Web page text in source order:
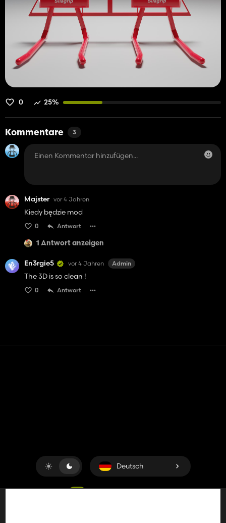
0 25%
Kommentare 3
Majster vor 4 Jahren
Kiedy będzie mod
0 Antwort
1 Antwort anzeigen
En3rgie5 vor 4 Jahren Admin
The 3D is so clean !
0 Antwort
Deutsch